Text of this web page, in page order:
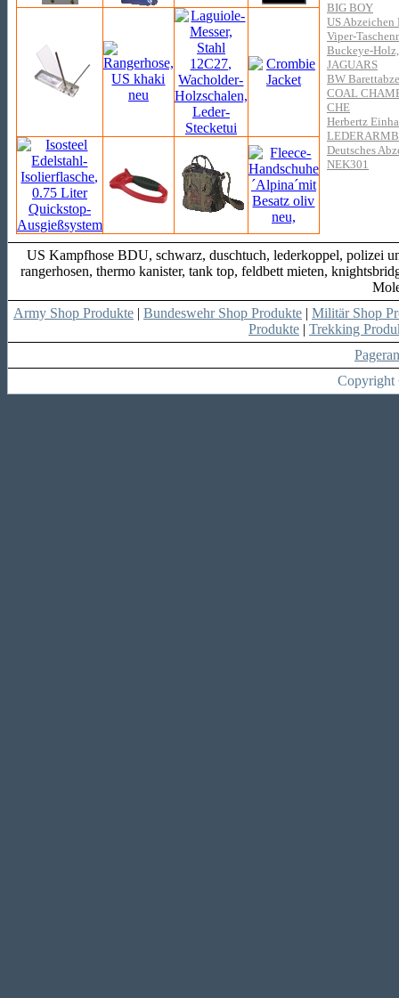
BIG BOY
US
Viper-
Buckeye-
JAGUARS
BW
COAL
CHE
Herbertz
Deutsches
NEK301
US Kampfhose BDU, schwarz, duschtuch, lederkoppel, polizei
rangerhosen, thermo kanister, tank top, feldbett mieten,
Army Shop Produkte | Bundeswehr Shop Produkte | Militär Shop
Produkte | Trekking